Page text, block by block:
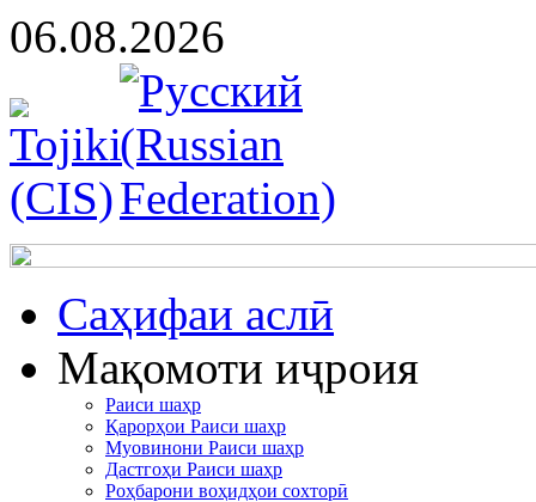
06.08.2026
Cаҳифаи аслӣ
Мақомоти иҷроия
Раиси шаҳр
Қарорҳои Раиси шаҳр
Муовинони Раиси шаҳр
Дастгоҳи Раиси шаҳр
Роҳбарони воҳидҳои сохторӣ